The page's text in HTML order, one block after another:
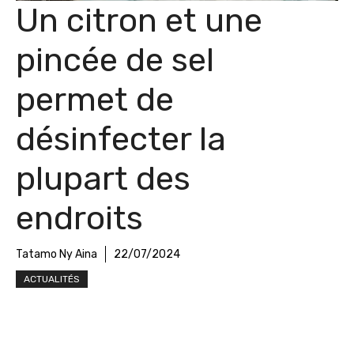
Un citron et une
pincée de sel
permet de
désinfecter la
plupart des
endroits
Tatamo Ny Aina 22/07/2024
ACTUALITÉS